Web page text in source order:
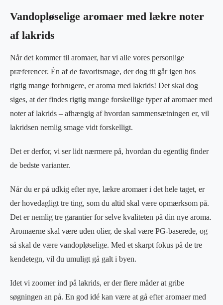
Vandopløselige aromaer med lækre noter
af lakrids
Når det kommer til aromaer, har vi alle vores personlige
præferencer. Èn af de favoritsmage, der dog tit går igen hos
rigtig mange forbrugere, er aroma med lakrids! Det skal dog
siges, at der findes rigtig mange forskellige typer af aromaer med
noter af lakrids – afhængig af hvordan sammensætningen er, vil
lakridsen nemlig smage vidt forskelligt.
Det er derfor, vi ser lidt nærmere på, hvordan du egentlig finder
de bedste varianter.
Når du er på udkig efter nye, lækre aromaer i det hele taget, er
der hovedagligt tre ting, som du altid skal være opmærksom på.
Det er nemlig tre garantier for selve kvaliteten på din nye aroma.
Aromaerne skal være uden olier, de skal være PG-baserede, og
så skal de være vandopløselige. Med et skarpt fokus på de tre
kendetegn, vil du umuligt gå galt i byen.
Idet vi zoomer ind på lakrids, er der flere måder at gribe
søgningen an på. En god idé kan være at gå efter aromaer med